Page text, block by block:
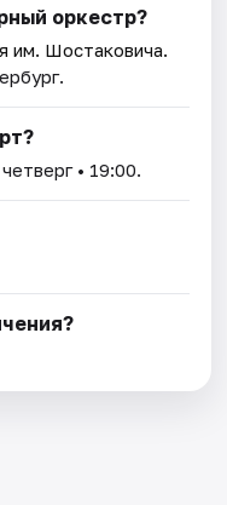
оркестр?
им. Шостаковича.
четверг • 19:00.